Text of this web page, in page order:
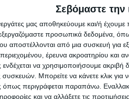
Σεβόμαστε την
μας αποθηκεύουμε και/ή
προσωπικά δεδομένα,
αποστέλλονται από μια συσκευή για
έρευνα ακροατηρίου και
να χρησιμοποιήσουμε
Μπορείτε να κάνετε κλικ για
όπως περιγράφεται παραπάνω.
και να αλλάξετε τις